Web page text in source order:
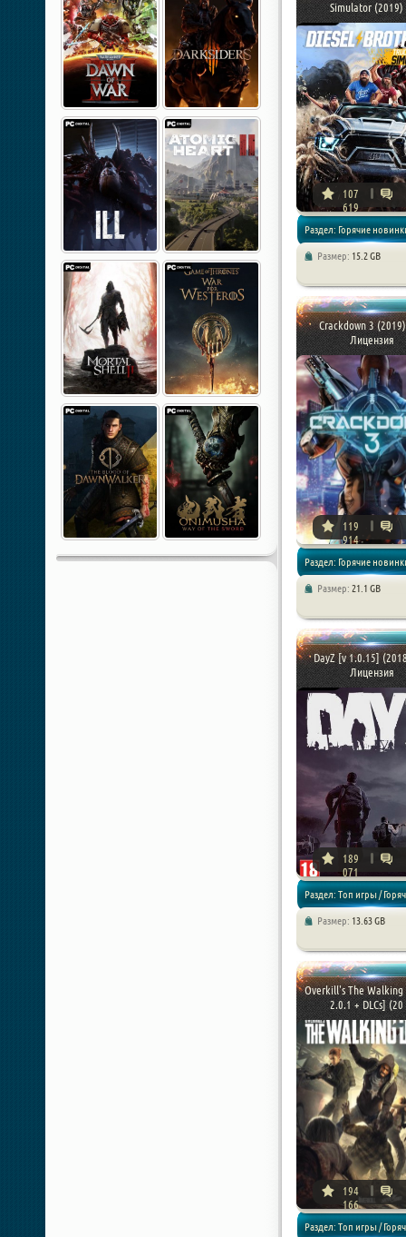
Simulator (2019)
107
619
Раздел: Горячие
Симуляторы
Размер: 15.2 GB
Crackdown 3
Лицензия
119
914
Раздел: Горячие
Размер: 21.1 GB
DayZ [v 1.0.15]
Лицензия
189
071
Раздел: Топ игры /
Размер: 13.63 GB
Overkill's The Walking
2.0.1 + DLCs] (20
194
166
Раздел: Топ игры /